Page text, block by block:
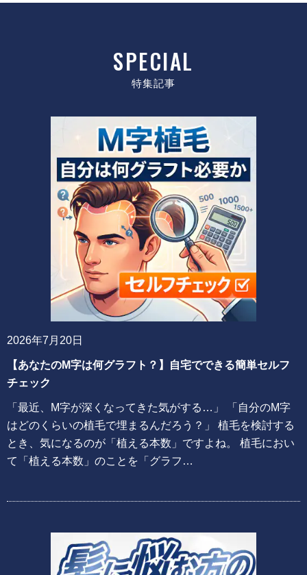
SPECIAL
特集記事
2026年7月20日
【あなたのM字は何グラフト？】自宅でできる簡単セルフ
チェック
「最近、M字が深くなってきた気がする…」 「自分のM字
はどのくらいの植毛で埋まるんだろう？」 植毛を検討する
とき、気になるのが「植える本数」ですよね。 植毛におい
て「植える本数」のことを「グラフ…